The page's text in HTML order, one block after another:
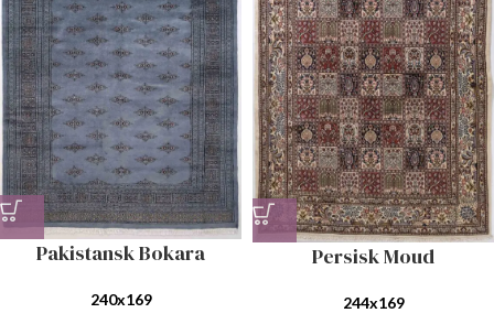
Pakistansk Bokara
240x169
Persisk Moud
244x169